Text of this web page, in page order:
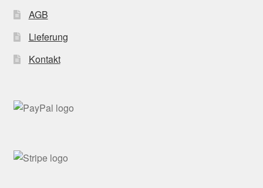
AGB
Lieferung
Kontakt